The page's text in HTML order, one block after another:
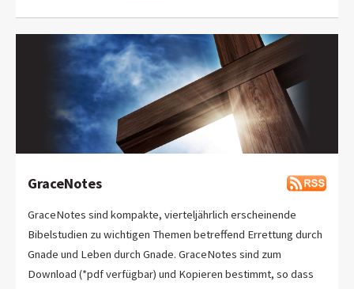
GraceNotes
GraceNotes sind kompakte, vierteljährlich erscheinende
Bibelstudien zu wichtigen Themen betreffend Errettung durch
Gnade und Leben durch Gnade. GraceNotes sind zum
Download (*pdf verfügbar) und Kopieren bestimmt, so dass